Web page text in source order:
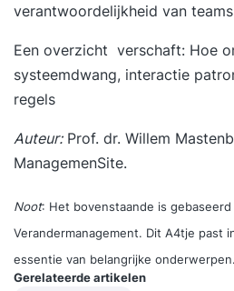
verantwoordelijkheid van
Een overzicht verschaft: Hoe
systeemdwang, interactie
regels
Auteur:Prof. dr. Willem
ManagemenSite.
Noot: Het bovenstaande is
Verandermanagement. Dit A4tje past
essentie van belangrijke onderwerpen.
Gerelateerde artikelen